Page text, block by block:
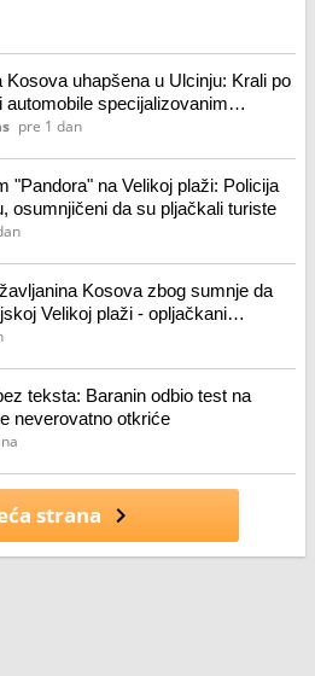
Kosova uhapšena u Ulcinju: Krali po
automobile specijalizovanim
pre 1 dan
"Pandora" na Velikoj plaži: Policija
osumnjičeni da su pljačkali turiste
Kosova zbog sumnje da
Velikoj plaži - opljačkani
BiH
teksta: Baranin odbio test na
neverovatno otkriće
strana